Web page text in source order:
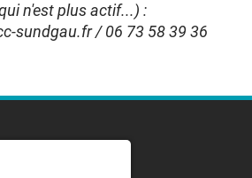
n'est plus actif...) :
sundgau.fr / 06 73 58 39 36